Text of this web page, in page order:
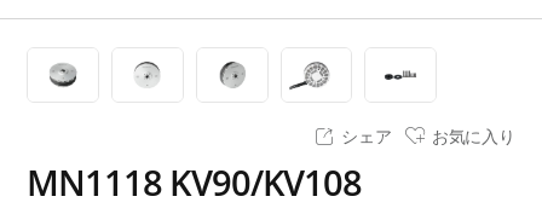
シェア お気に入り
MN1118 KV90/KV108